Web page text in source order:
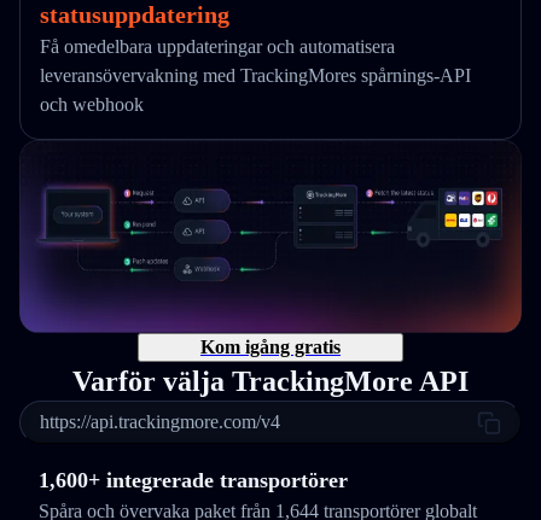
statusuppdatering
Få omedelbara uppdateringar och automatisera
leveransövervakning med TrackingMores spårnings-API
och webhook
Kom igång gratis
Varför välja TrackingMore API
https://api.trackingmore.com/v4
1,600+ integrerade transportörer
Spåra och övervaka paket från 1,644 transportörer globalt